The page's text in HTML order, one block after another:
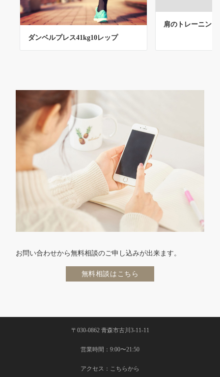
ダンベルプレス41kg10レップ
肩のトレーニン
お問い合わせから無料相談のご申し込みが出来ます。
無料相談はこちら
〒030-0862 青森市古川3-11-11
営業時間：9:00〜21:50
アクセス： こちらから